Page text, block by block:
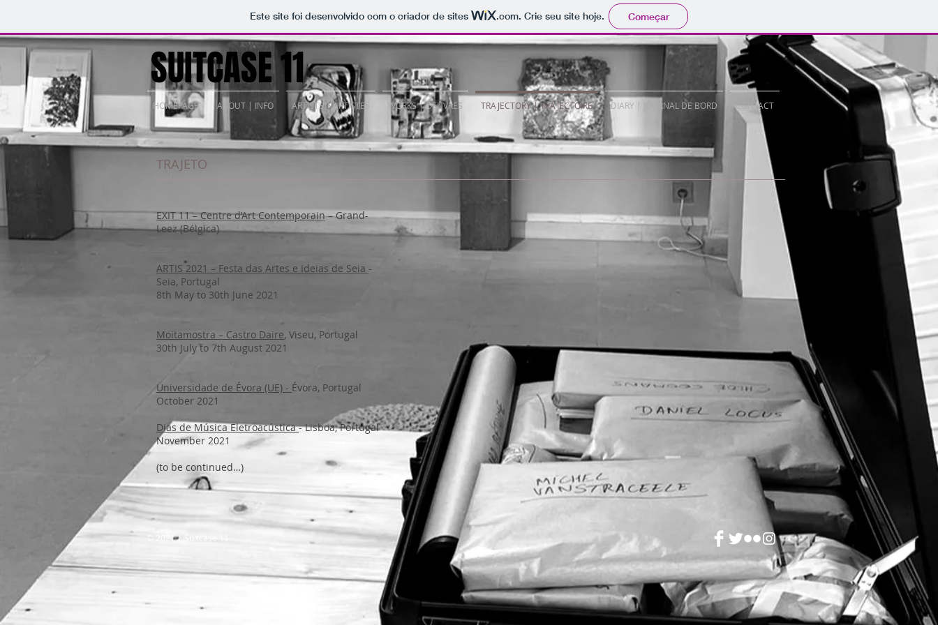
Este site foi desenvolvido com o criador de sites .com. Crie seu site hoje. Começar
SUITCASE 11
TRAJETO
EXIT 11 – Centre d’Art Contemporain– Grand-
Leez (Bélgica)
ARTIS 2021 – Festa das Artes e Ideias de Seia -
Seia, Portugal
8th May to 30th June 2021
Moitamostra – Castro Daire, Viseu, Portugal
30th July to 7th August 2021
Universidade de Évora (UE) - Évora, Portugal
October 2021
Dias de Música Eletroacústica- Lisboa, Portugal
November 2021
(to be continued…)
HOMEPAGE ABOUT | INFO ARTISTS | ARTISTES WORKS | OEUVRES TRAJECTORY | TRAJECTOIRE DIARY | JOURNAL DE BORD CONTACT
​© 2021 | Suitcase 11